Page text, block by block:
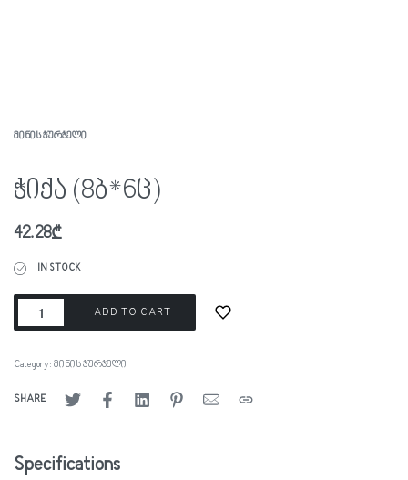
ᲛᲘᲜᲘᲡ ᲭᲣᲠᲭᲔᲚᲘ
ჭიქა (8ბ*6ც)
42.28₾
IN STOCK
ADD TO CART
Category: მინის ჭურჭელი
SHARE
Specifications